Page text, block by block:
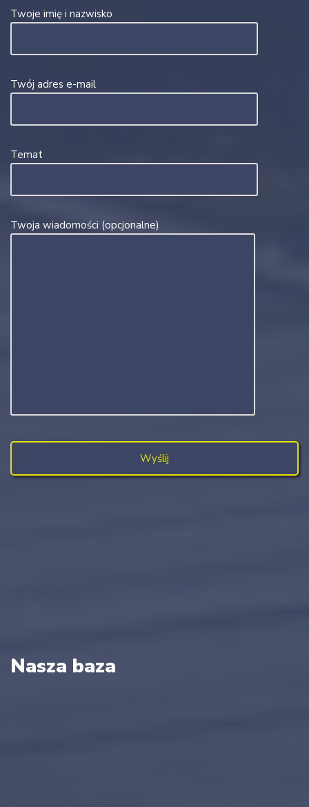
Twoje imię i nazwisko
Twój adres e-mail
Temat
Twoja wiadomości (opcjonalne)
Nasza baza